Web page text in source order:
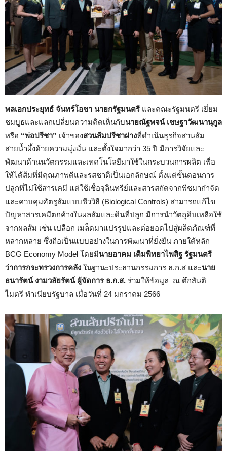
พลเอกประยุทธ์ จันทร์โอชา นายกรัฐมนตรีและคณะรัฐมนตรี เยี่ยม
ชมบูธและแลกเปลี่ยนความคิดเห็นกับนายณัฐพจน์ เชษฐาวัฒนานุกูล
หรือ “พ่อปรีชา” เจ้าของสวนส้มปรีชาฝางที่ดำเนินธุรกิจสวนส้ม
สายน้ำผึ้งด้วยความมุ่งมั่น และตั้งใจมากว่า 35 ปี มีการวิจัยและ
พัฒนาด้านนวัตกรรมและเทคโนโลยีมาใช้ในกระบวนการผลิต เพื่อ
ให้ได้ส้มที่มีคุณภาพดีและรสชาติเป็นเอกลักษณ์ ตั้งแต่ขั้นตอนการ
ปลูกที่ไม่ใช้สารเคมี แต่ใช้เชื้อจุลินทรีย์และสารสกัดจากพืชมากำจัด
และควบคุมศัตรูส้มแบบชีววิธี (Biological Controls) สามารถแก้ไข
ปัญหาสารเคมีตกค้างในผลส้มและดินที่ปลูก มีการนำวัตถุดิบเหลือใช้
จากผลส้ม เช่น เปลือก เมล็ดมาแปรรูปและต่อยอดไปสู่ผลิตภัณฑ์ที่
หลากหลาย ซึ่งถือเป็นแบบอย่างในการพัฒนาที่ยั่งยืน ภายใต้หลัก
BCG Economy Model โดยมีนายอาคม เติมพิทยาไพสิฐ รัฐมนตรี
ว่าการกระทรวงการคลัง ในฐานะประธานกรรมการ ธ.ก.ส และนาย
ธนารัตน์ งามวลัยรัตน์ ผู้จัดการ ธ.ก.ส. ร่วมให้ข้อมูล ณ ตึกสันติ
ไมตรี ทำเนียบรัฐบาล เมื่อวันที่ 24 มกราคม 2566